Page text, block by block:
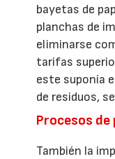
bayetas de
planchas de
eliminarse
tarifas
este suponía
de residuos,
Procesos
También la